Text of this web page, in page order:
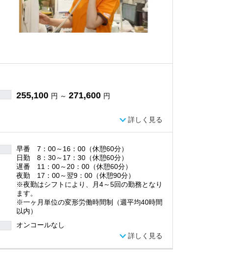
255,100 円 ～ 271,600 円
詳しく見る
早番 7：00～16：00（休憩60分）
日勤 8：30～17：30（休憩60分）
遅番 11：00～20：00（休憩60分）
夜勤 17：00～翌9：00（休憩90分）
※夜勤はシフトにより、月4～5回の勤務となり
ます。
※一ヶ月単位の変形労働時間制（週平均40時間
以内）
オンコールなし
詳しく見る